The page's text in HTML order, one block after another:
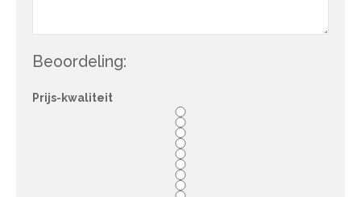
Beoordeling:
Prijs-kwaliteit